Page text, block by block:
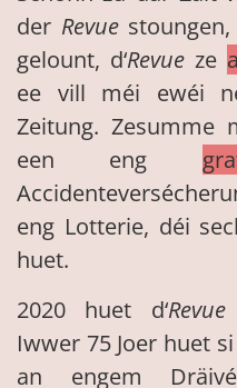
der Revuestoungen,
gelount, d‘Revueze
ee vill méi ewéi
Zeitung. Zesumme
een eng
eng Lotterie, déi
huet.
2020 huet d‘Revue
Iwwer 75 Joer huet
an engem